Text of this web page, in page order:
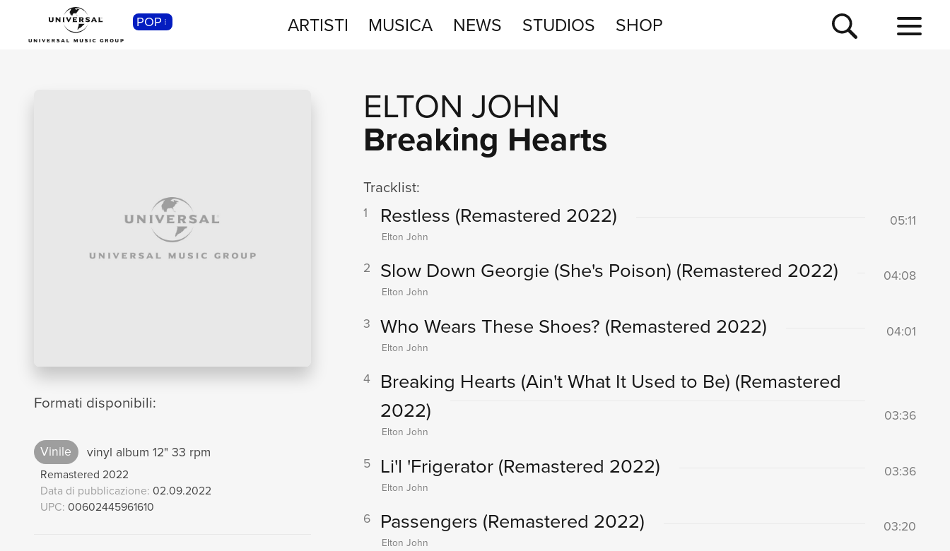
POP ARTISTI MUSICA NEWS STUDIOS SHOP
Formati disponibili:
Vinile vinyl album 12" 33 rpm
Remastered 2022
Data di pubblicazione: 02.09.2022
UPC: 00602445961610
ELTON JOHN
Breaking Hearts
Tracklist:
1 Restless (Remastered 2022) 05:11
Elton John
2 Slow Down Georgie (She's Poison) (Remastered 2022) 04:08
Elton John
3 Who Wears These Shoes? (Remastered 2022) 04:01
Elton John
4 Breaking Hearts (Ain't What It Used to Be) (Remastered
2022)
03:36
Elton John
5 Li'l 'Frigerator(Remastered 2022) 03:36
Elton John
6 Passengers (Remastered 2022) 03:20
Elton John
CLASSICA
SHOP